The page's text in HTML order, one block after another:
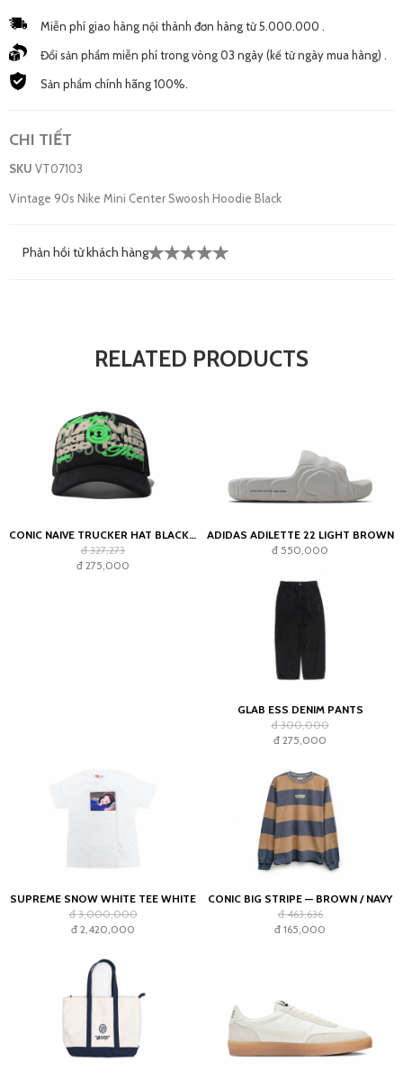
Miễn phí giao hàng nội thành đơn hàng từ 5.000.000 .
Đổi sản phẩm miễn phí trong vòng 03 ngày (kế từ ngày mua hàng) .
Sản phẩm chính hãng 100%.
CHI TIẾT
SKU VT07103
Vintage 90s Nike Mini Center Swoosh Hoodie Black
Phản hồi từ khách hàng
RELATED PRODUCTS
CONIC NAIVE TRUCKER HAT BLACK GREEN
đ 327,273
đ 275,000
ADIDAS ADILETTE 22 LIGHT BROWN
đ 550,000
GLAB ESS DENIM PANTS
đ 300,000
đ 275,000
SUPREME SNOW WHITE TEE WHITE
đ 3,000,000
đ 2,420,000
CONIC BIG STRIPE — BROWN / NAVY
đ 463,636
đ 165,000